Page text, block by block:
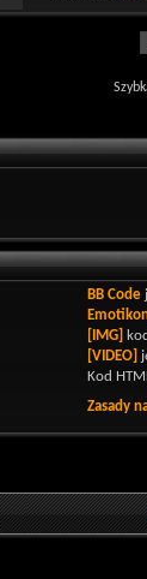
BB Code
[IMG]
[VIDEO]
Kod
Zasady